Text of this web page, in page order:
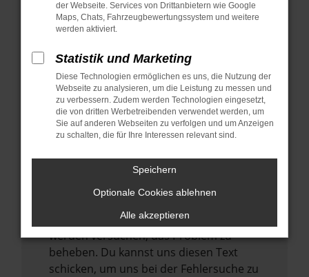
Starte dein Gerät neu.
Das kann manchmal helfen,
Stelle sicher, dass dein Browser und dein
Betriebssystem auf dem neuesten Stand
sind.
Veraltete Software birgt nicht nur ein
Sicherheitsrisiko, sondern kann auch dazu
mehr unterstützt werden.
Wende dich an den Webseitenbetreiber.
Wenn du alle oben genannten Schritte
versucht hast, kontaktiere uns bitte. Wir
werden versuchen, das Problem zu
beheben. Du kannst uns diesen Text
schicken, um uns bei der Fehlersuche zu
der Webseite. Services von Drittanbietern wie Google
Maps, Chats, Fahrzeugbewertungssystem und weitere
werden aktiviert.
Statistik und Marketing
Diese Technologien ermöglichen es uns, die Nutzung der
Webseite zu analysieren, um die Leistung zu messen und
zu verbessern. Zudem werden Technologien eingesetzt,
die von dritten Werbetreibenden verwendet werden, um
Sie auf anderen Webseiten zu verfolgen und um Anzeigen
zu schalten, die für Ihre Interessen relevant sind.
Speichern
Optionale Cookies ablehnen
Alle akzeptieren